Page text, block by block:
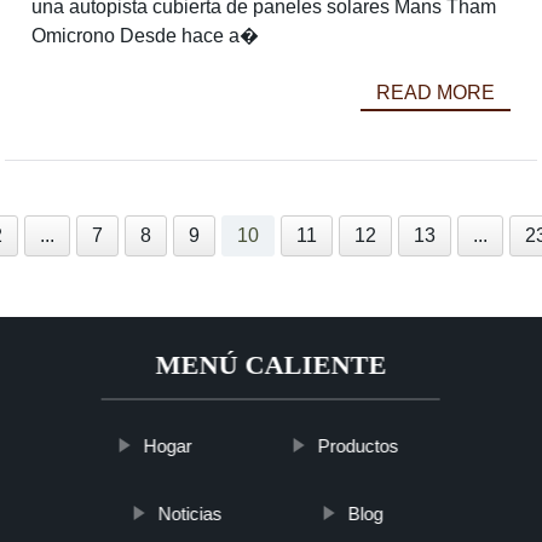
una autopista cubierta de paneles solares Mans Tham
Omicrono Desde hace a�
READ MORE
... 7 8 9 10 11 12 13 ...
MENÚ CALIENTE
Hogar Productos
Noticias Blog